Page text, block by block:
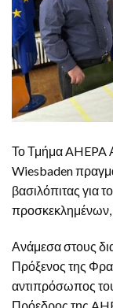
Το Τμήμα AHEPA
Wiesbaden
βασιλόπιτας για
προσκεκλημένων,
Ανάμεσα στους
Πρόξενος της
αντιπρόσωπος